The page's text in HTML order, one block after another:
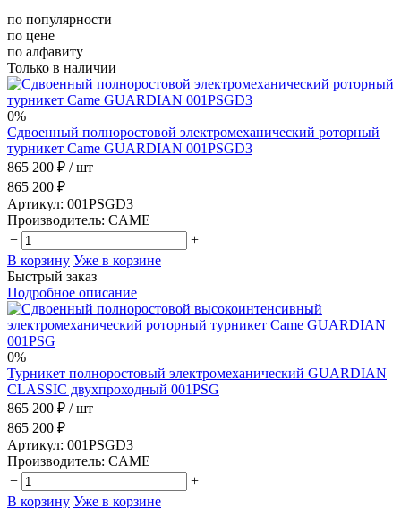
по популярности
по цене
по алфавиту
Только в наличии
0%
Сдвоенный полноростовой электромеханический роторный
турникет Came GUARDIAN 001PSGD3
865 200 ₽ / шт
865 200 ₽
Артикул: 001PSGD3
Производитель: CAME
−
+
В корзину Уже в корзине
Быстрый заказ
Подробное описание
0%
Турникет полноростовый электромеханический GUARDIAN
CLASSIC двухпроходный 001PSG
865 200 ₽ / шт
865 200 ₽
Артикул: 001PSGD3
Производитель: CAME
−
+
В корзину Уже в корзине